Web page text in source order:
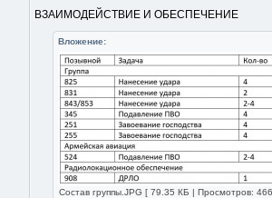
ВЗАИМОДЕЙСТВИЕ И ОБЕСПЕЧЕНИЕ
Вложение:
Состав группы.JPG [ 79.35 КБ | Просмотров: